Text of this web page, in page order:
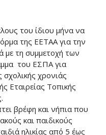
του ίδιου μήνα να
της ΕΕΤΑΑ για την
με τη συμμετοχή των
του ΕΣΠΑ για
σχολικής χρονιάς
Εταιρείας Τοπικής
βρέφη και νήπια που
και παιδικούς
ηλικίας από 5 έως